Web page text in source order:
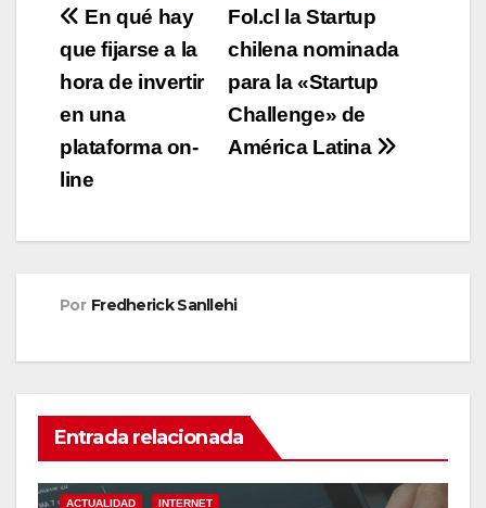
Navegación
de
entradas
Fol.cl la Startup
chilena nominada
para la «Startup
Challenge» de
América Latina
En qué hay
que fijarse a la
hora de invertir
en una
plataforma on-
line
Por Fredherick Sanllehi
Entrada relacionada
ACTUALIDAD INTERNET